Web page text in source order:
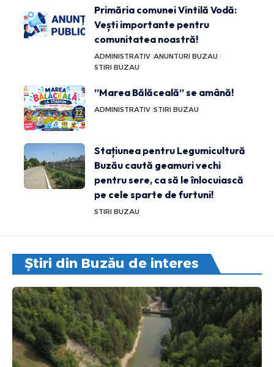
Primăria comunei Vintilă Vodă:
Vești importante pentru
comunitatea noastră!
ADMINISTRATIV ANUNTURI BUZAU
STIRI BUZAU
”Marea Bălăceală” se amână!
ADMINISTRATIV STIRI BUZAU
Stațiunea pentru Legumicultură
Buzău caută geamuri vechi
pentru sere, ca să le înlocuiască
pe cele sparte de furtuni!
STIRI BUZAU
Știri din Buzău de interes